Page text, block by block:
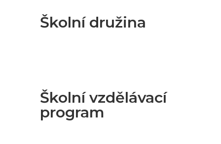
Školní družina
Školní vzdělávací
program